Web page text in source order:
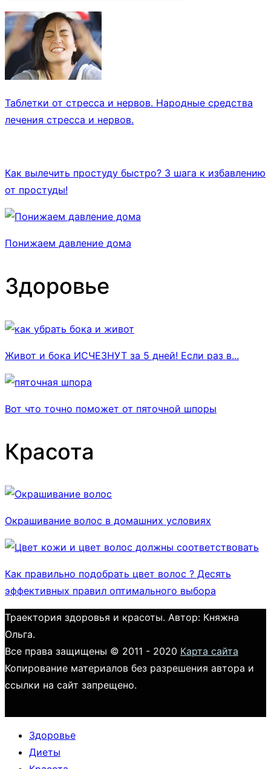
Таблетки от стресса и нервов. Народные средства
лечения стресса и нервов.
Как вылечить простуду быстро? 3 шага к избавлению
от простуды!
Понижаем давление дома
Здоровье
Живот и бока ИСЧЕЗНУТ за 5 дней! Если раз в...
Вот что точно поможет от пяточной шпоры
Красота
Окрашивание волос в домашних условиях
Как правильно подобрать цвет волос ? Десять
эффективных правил оптимального выбора
Траектория здоровья и красоты. Автор: Княжна
Ольга.
Все права защищены © 2011 - 2020 Карта сайта
Копирование материалов без разрешения автора и
ссылки на сайт запрещено.
Здоровье
Диеты